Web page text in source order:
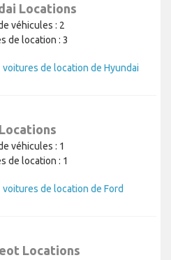
Locations
véhicules : 2
de location : 3
voitures de location de Hyundai
véhicules : 1
de location : 1
voitures de location de Ford
Locations